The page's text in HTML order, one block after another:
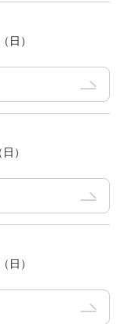
日）
）
日）